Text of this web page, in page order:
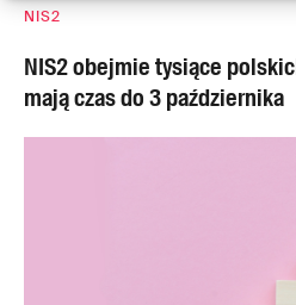
NIS2
NIS2 obejmie tysiące
mają czas do 3 października